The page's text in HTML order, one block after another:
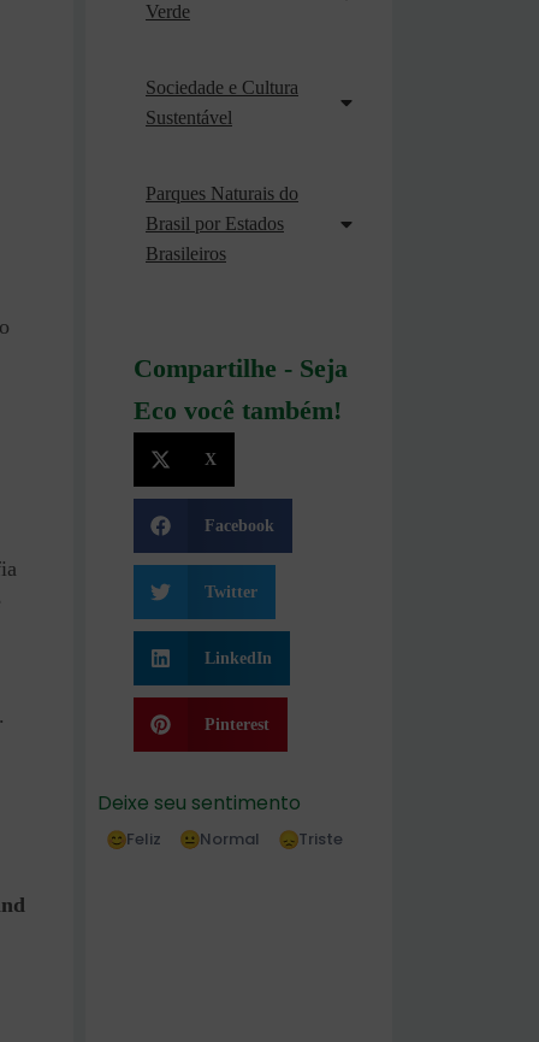
Verde
Sociedade e Cultura
Sustentável
Parques Naturais do
Brasil por Estados
Brasileiros
Compartilhe - Seja
Eco você também!
X
Facebook
Twitter
LinkedIn
Pinterest
Deixe seu sentimento
Feliz Normal Triste